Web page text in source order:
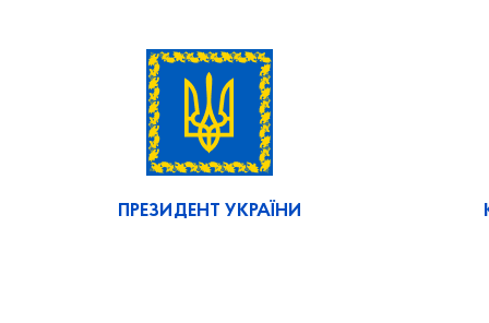
ПРЕЗИДЕНТ УКРАЇНИ